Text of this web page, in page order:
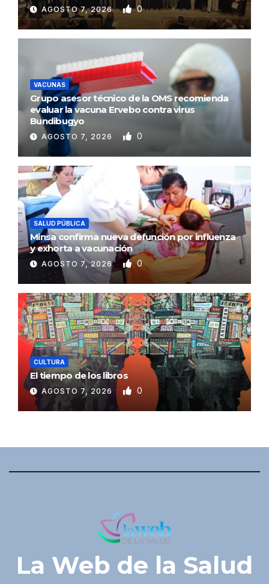
AGOSTO 7, 2026 0
VACUNAS
Grupo asesor técnico de la OMS recomienda
evaluar la vacuna Ervebo contra virus
Bundibugyo
AGOSTO 7, 2026 0
SALUD PÚBLICA
Minsa confirma nueva defunción por influenza
y exhorta a vacunación
AGOSTO 7, 2026 0
CULTURA
El tiempo de los libros
AGOSTO 7, 2026 0
La Web de la Salud